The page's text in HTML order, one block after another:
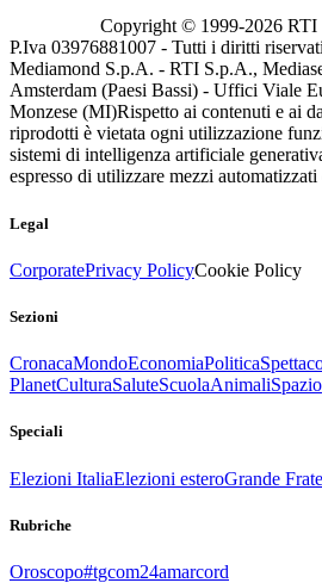
Copyright © 1999-2026 RTI
P.Iva 03976881007 - Tutti i diritti
Mediamond S.p.A. - RTI S.p.A.,
Amsterdam (Paesi Bassi) - Uffici Viale
Monzese (MI)Rispetto ai contenuti e ai
riprodotti è vietata ogni utilizzazione
sistemi di intelligenza artificiale
espresso di utilizzare mezzi
Legal
CorporatePrivacy PolicyCookie Policy
Sezioni
CronacaMondoEconomiaPolitica
PlanetCulturaSaluteScuolaAnimaliSpazio
Speciali
Elezioni ItaliaElezioni esteroGrande
Rubriche
Oroscopo#tgcom24amarcord